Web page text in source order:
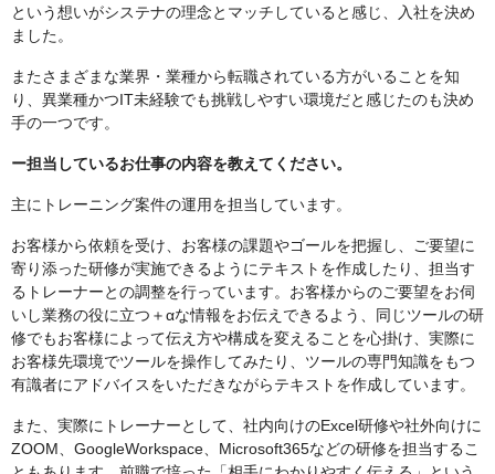
という想いがシステナの理念とマッチしていると感じ、入社を決め
ました。
またさまざまな業界・業種から転職されている方がいることを知
り、異業種かつIT未経験でも挑戦しやすい環境だと感じたのも決め
手の一つです。
ー担当しているお仕事の内容を教えてください。
主にトレーニング案件の運用を担当しています。
お客様から依頼を受け、お客様の課題やゴールを把握し、ご要望に
寄り添った研修が実施できるようにテキストを作成したり、担当す
るトレーナーとの調整を行っています。お客様からのご要望をお伺
いし業務の役に立つ＋αな情報をお伝えできるよう、同じツールの研
修でもお客様によって伝え方や構成を変えることを心掛け、実際に
お客様先環境でツールを操作してみたり、ツールの専門知識をもつ
有識者にアドバイスをいただきながらテキストを作成しています。
また、実際にトレーナーとして、社内向けのExcel研修や社外向けに
ZOOM、GoogleWorkspace、Microsoft365などの研修を担当するこ